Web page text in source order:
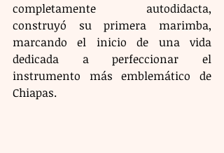
completamente autodidacta,
construyó su primera marimba,
marcando el inicio de una vida
dedicada a perfeccionar el
instrumento más emblemático de
Chiapas.